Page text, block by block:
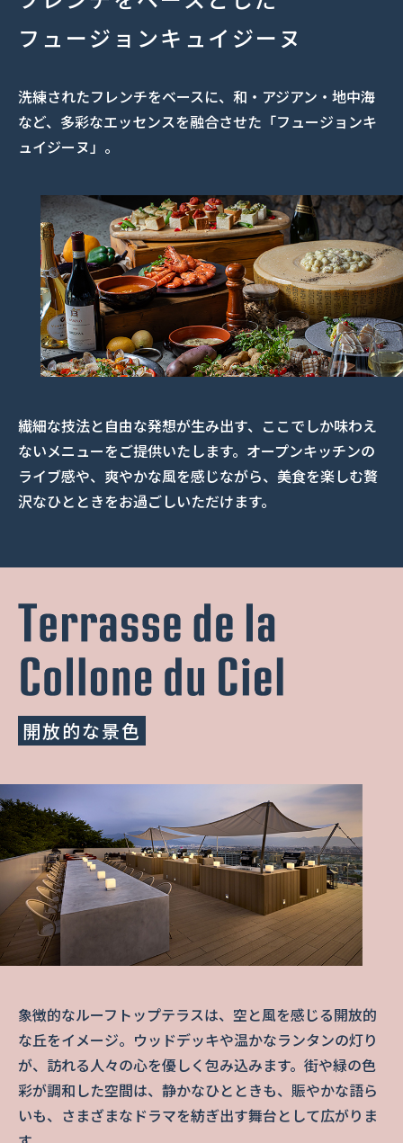
フュージョンキュイジーヌ
洗練されたフレンチをベースに、和・アジアン・地中海
など、多彩なエッセンスを融合させた「フュージョンキ
ュイジーヌ」。
繊細な技法と自由な発想が生み出す、ここでしか味わえ
ないメニューをご提供いたします。オープンキッチンの
ライブ感や、爽やかな風を感じながら、美食を楽しむ贅
沢なひとときをお過ごしいただけます。
開放的な景色
象徴的なルーフトップテラスは、空と風を感じる開放的
な丘をイメージ。ウッドデッキや温かなランタンの灯り
が、訪れる人々の心を優しく包み込みます。街や緑の色
彩が調和した空間は、静かなひとときも、賑やかな語ら
いも、さまざまなドラマを紡ぎ出す舞台として広がりま